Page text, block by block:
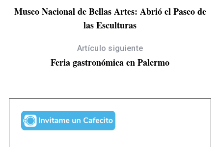
Museo Nacional de Bellas Artes: Abrió el Paseo de
las Esculturas
Artículo siguiente
Feria gastronómica en Palermo